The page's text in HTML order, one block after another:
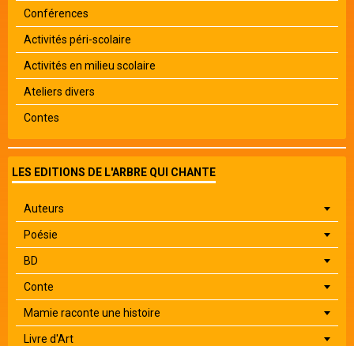
Conférences
Activités péri-scolaire
Activités en milieu scolaire
Ateliers divers
Contes
LES EDITIONS DE L'ARBRE QUI CHANTE
Auteurs
Poésie
BD
Conte
Mamie raconte une histoire
Livre d'Art